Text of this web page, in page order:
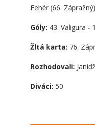
Fehér (66.
Góly: 43. Valigura -
Žltá karta: 76.
Rozhodovali:
Diváci: 50